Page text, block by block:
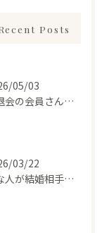
Posts
05/03
成婚退会の会員さんとお会いして来ました✨
03/22
どんな人が結婚相手だといいのか